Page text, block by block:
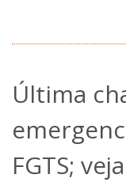
Última
FGTS;